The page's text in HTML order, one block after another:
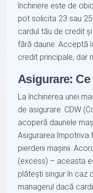
închiriere este de
pot solicita 23 sau
cardul tău de credit
fără daune. Acceptă
credit principale, dar
Asigurare:
La închirierea unei
de asigurare. CDW
acoperă daunele
Asigurarea împotriva
pierderii mașinii.
(excess) – aceasta
plătești singur în caz
managerul dacă